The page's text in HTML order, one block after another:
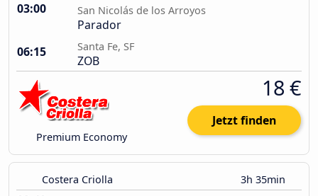
03:00 San Nicolás de los Arroyos
Parador
06:15
Santa Fe, SF
ZOB
Premium Economy
18 €
Jetzt finden
Costera Criolla 3h 35min